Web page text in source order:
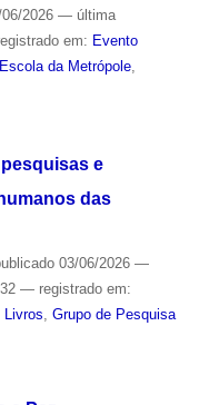
2026 — última
em: Evento
da Metrópole,
e
das
03/06/2026 —
— registrado em:
Livros, Grupo de Pesquisa